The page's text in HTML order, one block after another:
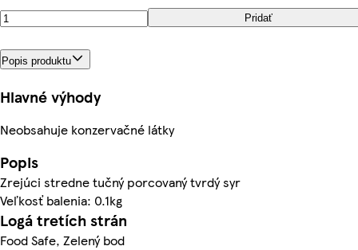
Pridať
Popis produktu
Hlavné výhody
Neobsahuje konzervačné látky
Popis
Zrejúci stredne tučný porcovaný tvrdý syr
Veľkosť balenia: 0.1kg
Logá tretích strán
Food Safe, Zelený bod